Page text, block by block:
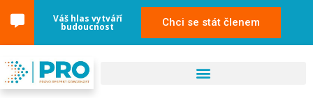
Váš hlas vytváří
budoucnost Chci se stát členem